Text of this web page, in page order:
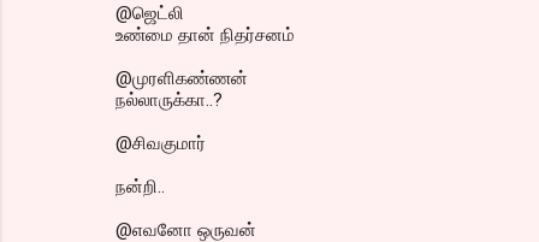
@ஜெட்லி
உண்மை தான் நிதர்சனம்
@முரளிகண்ணன்
நல்லாருக்கா..?
@சிவகுமார்
நன்றி..
@எவனோ ஒருவன்